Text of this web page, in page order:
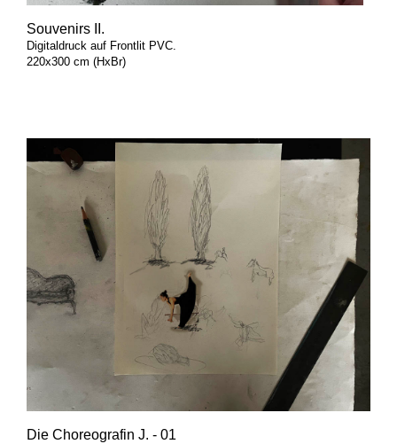
Souvenirs II.
Digitaldruck auf Frontlit PVC.
220x300 cm (HxBr)
Die Choreografin J. - 01